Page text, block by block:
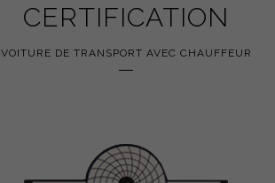
CERTIFICATION
VOITURE DE TRANSPORT AVEC CHAUFFEUR